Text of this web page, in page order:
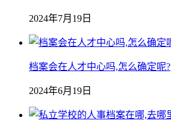
2024年7月19日
档案会在人才中心吗,怎么确定呢?
2024年6月19日